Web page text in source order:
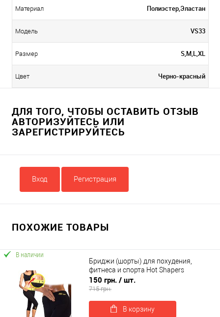
Материал Полиэстер,Эластан
Модель VS33
Размер S,M,L,XL
Цвет Черно-красный
ДЛЯ ТОГО, ЧТОБЫ ОСТАВИТЬ ОТЗЫВ
АВТОРИЗУЙТЕСЬ ИЛИ
ЗАРЕГИСТРИРУЙТЕСЬ
Вход Регистрация
ПОХОЖИЕ ТОВАРЫ
В наличии
Бриджи (шорты) для похудения,
фитнеса и спорта Hot Shapers
150 грн. / шт.
715 грн.
В корзину